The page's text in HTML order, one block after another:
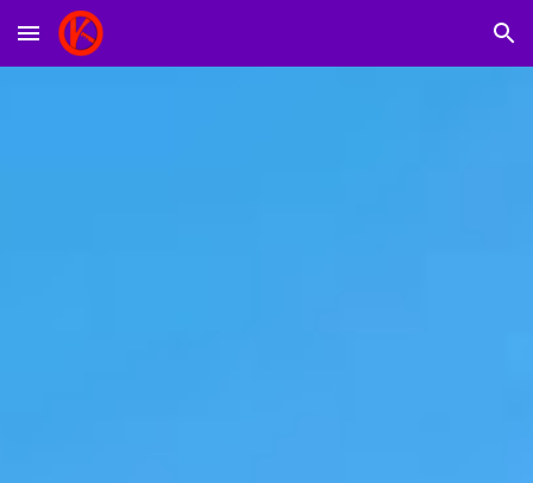
Skip to main content Skip to navigation